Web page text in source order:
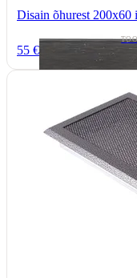
Disain õhurest 200x60
55 €